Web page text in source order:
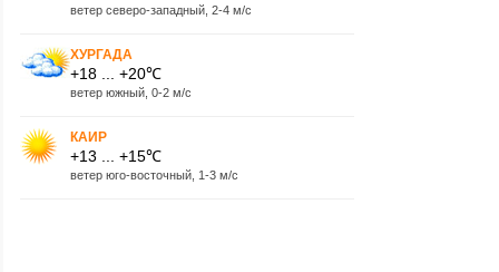
ветер северо-западный, 2-4 м/с
ХУРГАДА
+18 ... +20℃
ветер южный, 0-2 м/с
КАИР
+13 ... +15℃
ветер юго-восточный, 1-3 м/с